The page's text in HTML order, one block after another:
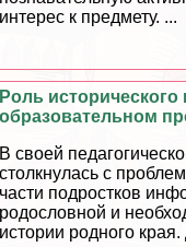
интерес к предмету. ...
Роль
образовательном
В своей
столкнулась с
части подростков
родословной и
истории родного